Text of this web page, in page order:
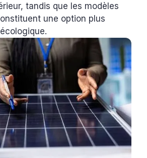
tandis que les modèles
une option plus